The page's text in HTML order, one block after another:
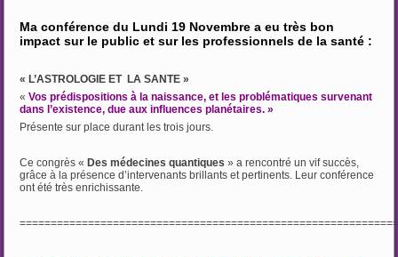
Ma conférence du Lundi 19 Novembre a eu très bon
impact sur le public et sur les professionnels de la santé :
« L’ASTROLOGIE ET LA SANTE »
«Vos prédispositions à la naissance, et les problématiques survenant
dans l’existence, due aux influences planétaires. »
Présente sur place durant les trois jours.
Ce congrès « Des médecines quantiques » a rencontré un vif succès,
grâce à la présence d’intervenants brillants et pertinents. Leur conférence
ont été très enrichissante.